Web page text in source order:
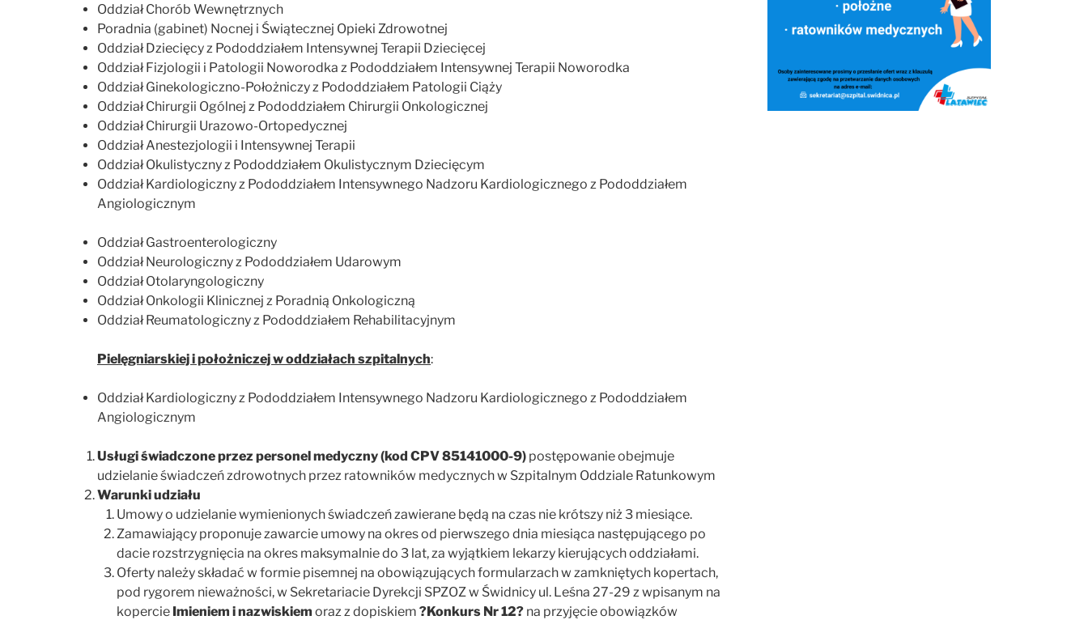
Oddział Chorób Wewnętrznych
Poradnia (gabinet) Nocnej i Świątecznej Opieki Zdrowotnej
Oddział Dziecięcy z Pododdziałem Intensywnej Terapii Dziecięcej
Oddział Fizjologii i Patologii Noworodka z Pododdziałem Intensywnej Terapii Noworodka
Oddział Ginekologiczno-Położniczy z Pododdziałem Patologii Ciąży
Oddział Chirurgii Ogólnej z Pododdziałem Chirurgii Onkologicznej
Oddział Chirurgii Urazowo-Ortopedycznej
Oddział Anestezjologii i Intensywnej Terapii
Oddział Okulistyczny z Pododdziałem Okulistycznym Dziecięcym
Oddział Kardiologiczny z Pododdziałem Intensywnego Nadzoru Kardiologicznego z Pododdziałem
Angiologicznym
Oddział Gastroenterologiczny
Oddział Neurologiczny z Pododdziałem Udarowym
Oddział Otolaryngologiczny
Oddział Onkologii Klinicznej z Poradnią Onkologiczną
Oddział Reumatologiczny z Pododdziałem Rehabilitacyjnym
Pielęgniarskiej i położniczej w oddziałach szpitalnych:
Oddział Kardiologiczny z Pododdziałem Intensywnego Nadzoru Kardiologicznego z Pododdziałem
Angiologicznym
Usługi świadczone przez personel medyczny (kod CPV 85141000-9) postępowanie obejmuje
udzielanie świadczeń zdrowotnych przez ratowników medycznych w Szpitalnym Oddziale Ratunkowym
Warunki udziału
Umowy o udzielanie wymienionych świadczeń zawierane będą na czas nie krótszy niż 3 miesiące.
Zamawiający proponuje zawarcie umowy na okres od pierwszego dnia miesiąca następującego po
dacie rozstrzygnięcia na okres maksymalnie do 3 lat, za wyjątkiem lekarzy kierujących oddziałami.
Oferty należy składać w formie pisemnej na obowiązujących formularzach w zamkniętych kopertach,
pod rygorem nieważności, w Sekretariacie Dyrekcji SPZOZ w Świdnicy ul. Leśna 27-29 z wpisanym na
kopercie Imieniem i nazwiskiem oraz z dopiskiem ?Konkurs Nr 12? na przyjęcie obowiązków